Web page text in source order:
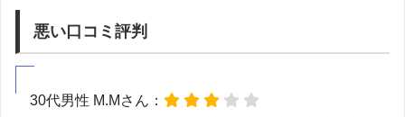
悪い口コミ評判
30代男性 M.Mさん：